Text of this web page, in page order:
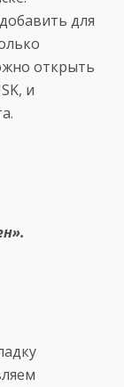
для
открыть
и